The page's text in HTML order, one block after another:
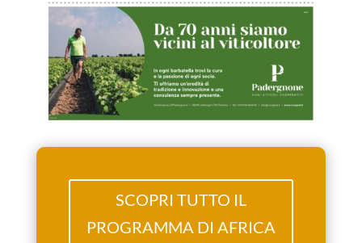
SCOPRI TUTTO IL
PROGRAMMA DI AFRICA